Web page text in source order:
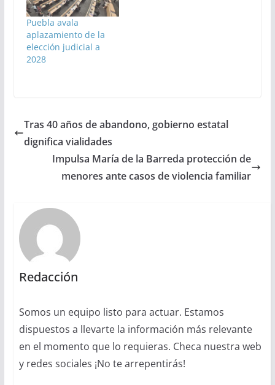
Puebla avala
aplazamiento de la
elección judicial a
2028
Tras 40 años de abandono, gobierno estatal
dignifica vialidades
Impulsa María de la Barreda protección de
menores ante casos de violencia familiar
Redacción
Somos un equipo listo para actuar. Estamos
dispuestos a llevarte la información más relevante
en el momento que lo requieras. Checa nuestra web
y redes sociales ¡No te arrepentirás!